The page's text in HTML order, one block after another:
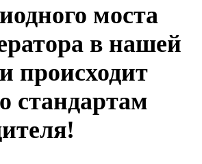
моста
в нашей
происходит
стандартам